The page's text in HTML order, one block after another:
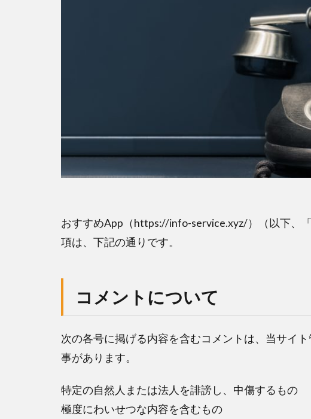
おすすめApp（https://info-service.xyz/）（以下、
項は、下記の通りです。
コメントについて
次の各号に掲げる内容を含むコメントは、当サイ
事があります。
特定の自然人または法人を誹謗し、中傷するもの
極度にわいせつな内容を含むもの